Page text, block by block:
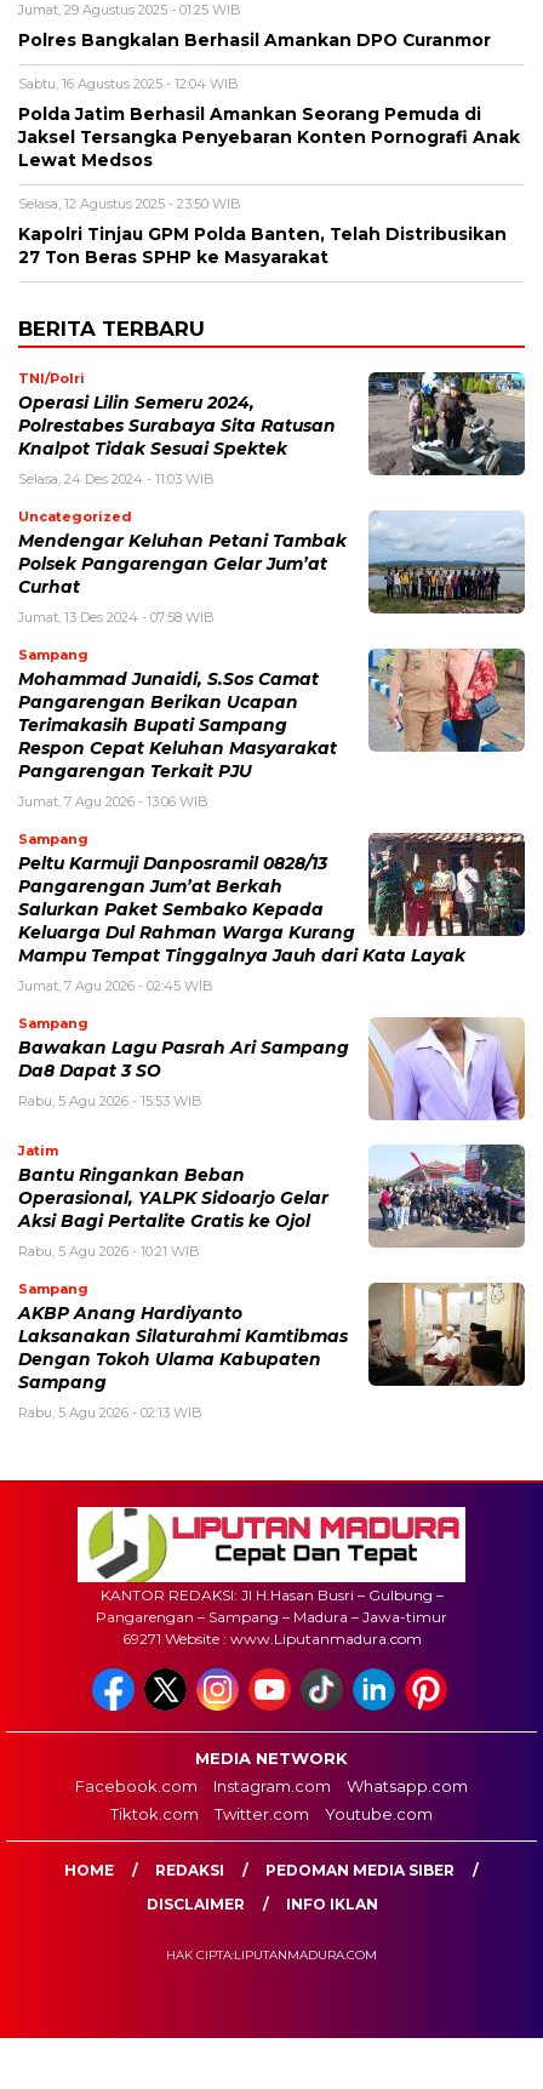
Jumat, 29 Agustus 2025 - 01:25 WIB
Polres Bangkalan Berhasil Amankan DPO Curanmor
Sabtu, 16 Agustus 2025 - 12:04 WIB
Polda Jatim Berhasil Amankan Seorang Pemuda di
Jaksel Tersangka Penyebaran Konten Pornografi Anak
Lewat Medsos
Selasa, 12 Agustus 2025 - 23:50 WIB
Kapolri Tinjau GPM Polda Banten, Telah Distribusikan
27 Ton Beras SPHP ke Masyarakat
BERITA TERBARU
TNI/Polri
Operasi Lilin Semeru 2024,
Polrestabes Surabaya Sita Ratusan
Knalpot Tidak Sesuai Spektek
Selasa, 24 Des 2024 - 11:03 WIB
Uncategorized
Mendengar Keluhan Petani Tambak
Polsek Pangarengan Gelar Jum’at
Curhat
Jumat, 13 Des 2024 - 07:58 WIB
Sampang
Mohammad Junaidi, S.Sos Camat
Pangarengan Berikan Ucapan
Terimakasih Bupati Sampang
Respon Cepat Keluhan Masyarakat
Pangarengan Terkait PJU
Jumat, 7 Agu 2026 - 13:06 WIB
Sampang
Peltu Karmuji Danposramil 0828/13
Pangarengan Jum’at Berkah
Salurkan Paket Sembako Kepada
Keluarga Dul Rahman Warga Kurang
Mampu Tempat Tinggalnya Jauh dari Kata Layak
Jumat, 7 Agu 2026 - 02:45 WIB
Sampang
Bawakan Lagu Pasrah Ari Sampang
Da8 Dapat 3 SO
Rabu, 5 Agu 2026 - 15:53 WIB
Jatim
Bantu Ringankan Beban
Operasional, YALPK Sidoarjo Gelar
Aksi Bagi Pertalite Gratis ke Ojol
Rabu, 5 Agu 2026 - 10:21 WIB
Sampang
AKBP Anang Hardiyanto
Laksanakan Silaturahmi Kamtibmas
Dengan Tokoh Ulama Kabupaten
Sampang
Rabu, 5 Agu 2026 - 02:13 WIB
KANTOR REDAKSI: Jl H.Hasan Busri – Gulbung –
Pangarengan – Sampang – Madura – Jawa-timur
69271 Website : www.Liputanmadura.com
MEDIA NETWORK
Facebook.com
Instagram.com
Whatsapp.com
Tiktok.com
Twitter.com Youtube.com
HOME REDAKSI
PEDOMAN MEDIA SIBER
DISCLAIMER
INFO IKLAN
HAK CIPTA:LIPUTANMADURA.COM